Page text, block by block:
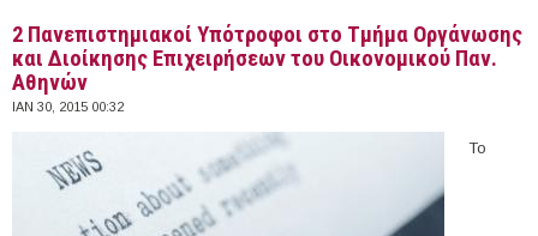
2 Πανεπιστημιακοί Υπότροφοι στο Τμήμα Οργάνωσης
και Διοίκησης Επιχειρήσεων του Οικονομικού Παν.
Αθηνών
ΙΑΝ 30, 2015 00:32
Το